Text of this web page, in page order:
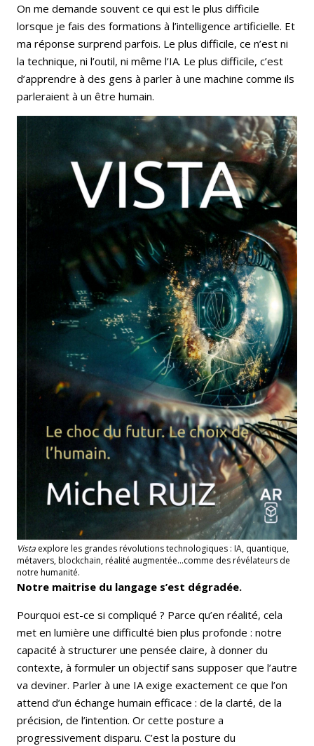
On me demande souvent ce qui est le plus difficile
lorsque je fais des formations à l’intelligence artificielle. Et
ma réponse surprend parfois. Le plus difficile, ce n’est ni
la technique, ni l’outil, ni même l’IA. Le plus difficile, c’est
d’apprendre à des gens à parler à une machine comme ils
parleraient à un être humain.
Vista explore les grandes révolutions technologiques : IA, quantique,
métavers, blockchain, réalité augmentée…comme des révélateurs de
notre humanité.
Notre maitrise du langage s’est dégradée.
Pourquoi est-ce si compliqué ? Parce qu’en réalité, cela
met en lumière une difficulté bien plus profonde : notre
capacité à structurer une pensée claire, à donner du
contexte, à formuler un objectif sans supposer que l’autre
va deviner. Parler à une IA exige exactement ce que l’on
attend d’un échange humain efficace : de la clarté, de la
précision, de l’intention. Or cette posture a
progressivement disparu. C’est la posture du